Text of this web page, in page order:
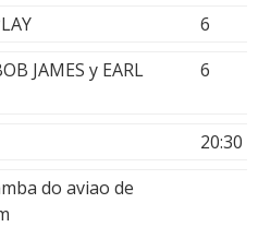
6
JAMES y EARL
6
20:30
do aviao de